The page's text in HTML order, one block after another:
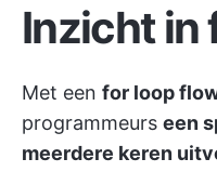
Inzicht in
Met een for loop
programmeurs een
meerdere keren